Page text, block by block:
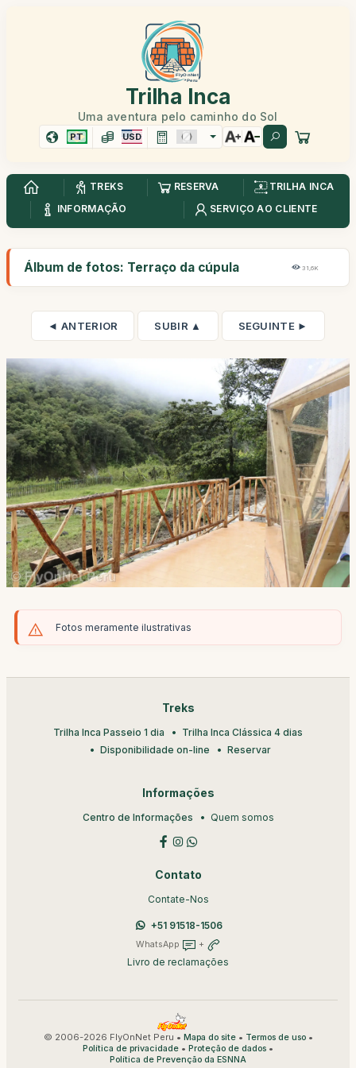
Trilha Inca
Uma aventura pelo caminho do Sol
PT USD
TREKS RESERVA
TRILHA INCA
INFORMAÇÃO
SERVIÇO AO CLIENTE
Álbum de fotos: Terraço da cúpula 31,6K
◄ ANTERIOR SUBIR ▲ SEGUINTE ►
Fotos meramente ilustrativas
Treks
Trilha Inca Passeio 1 dia
Trilha Inca Clássica 4 dias
Disponibilidade on-line
Reservar
Informações
Centro de Informações Quem somos
Contato
Contate-Nos
+51 91518-1506
WhatsApp +
Livro de reclamações
© 2006-2026 FlyOnNet Peru • Mapa do site• Termos de uso•
Política de privacidade • Proteção de dados •
Política de Prevenção da ESNNA